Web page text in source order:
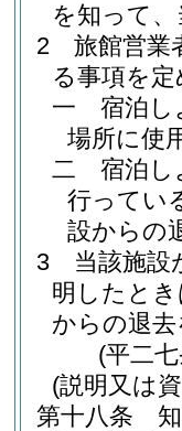
を知って
2
旅館営業
る事項を
一
宿泊し
場所に使
二
宿泊し
行ってい
設からの
3
当該施設
明したと
からの退
(平二
(説明又は
第十八条